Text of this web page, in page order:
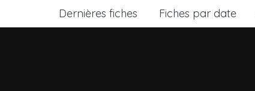
Dernières fiches Fiches par date